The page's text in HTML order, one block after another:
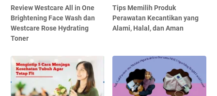
Review Westcare All in One
Brightening Face Wash dan
Westcare Rose Hydrating
Toner
Tips Memilih Produk
Perawatan Kecantikan yang
Alami, Halal, dan Aman